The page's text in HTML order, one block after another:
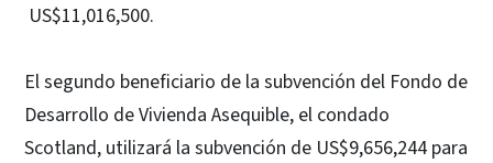
US$11,016,500.
El segundo beneficiario de la subvención del Fondo de
Desarrollo de Vivienda Asequible, el condado
Scotland, utilizará la subvención de US$9,656,244 para